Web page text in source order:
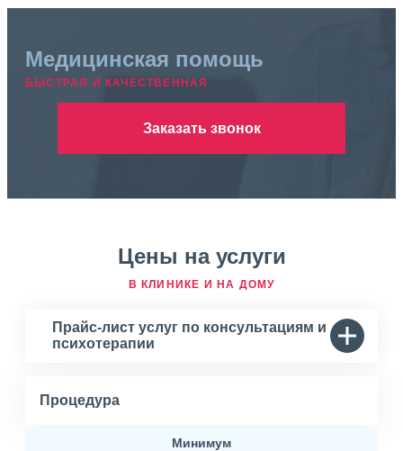
Медицинская помощь
БЫСТРАЯ И КАЧЕСТВЕННАЯ
Заказать звонок
Цены на услуги
В КЛИНИКЕ И НА ДОМУ
Прайс-лист услуг по консультациям и
психотерапии
Процедура
Минимум